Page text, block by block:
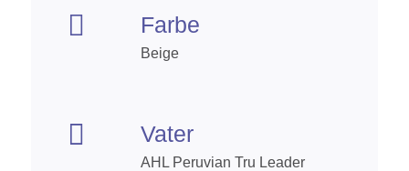
 Farbe
Beige
 Vater
AHL Peruvian Tru Leader